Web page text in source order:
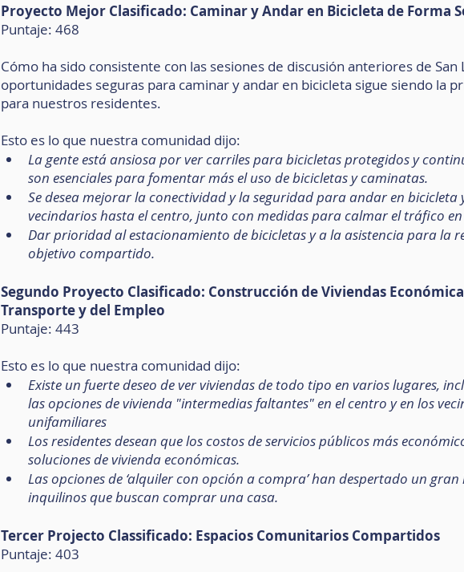
Proyecto Mejor Clasificado: Caminar y Andar en Bicicleta de Forma
Puntaje: 468
Cómo ha sido consistente con las sesiones de discusión anteriores de
oportunidades seguras para caminar y andar en bicicleta sigue siendo la
para nuestros residentes.
Esto es lo que nuestra comunidad dijo:
La gente está ansiosa por ver carriles para bicicletas protegidos y
son esenciales para fomentar más el uso de bicicletas y caminatas.
Se desea mejorar la conectividad y la seguridad para andar en bicicleta
vecindarios hasta el centro, junto con medidas para calmar el tráfico en
Dar prioridad al estacionamiento de bicicletas y a la asistencia para la
objetivo compartido.
Segundo Proyecto Clasificado: Construcción de Viviendas
Transporte y del Empleo
Puntaje: 443
Esto es lo que nuestra comunidad dijo:
Existe un fuerte deseo de ver viviendas de todo tipo en varios lugares,
las opciones de vivienda "intermedias faltantes" en el centro y en los
unifamiliares
Los residentes desean que los costos de servicios públicos más
soluciones de vivienda económicas.
Las opciones de ‘alquiler con opción a compra’ han despertado un gran
inquilinos que buscan comprar una casa.
Tercer Projecto Classificado: Espacios Comunitarios Compartidos
Puntaje: 403